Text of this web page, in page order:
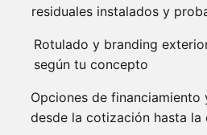
residuales instalados y
Rotulado y branding
según tu concepto
Opciones de
desde la cotización hasta la